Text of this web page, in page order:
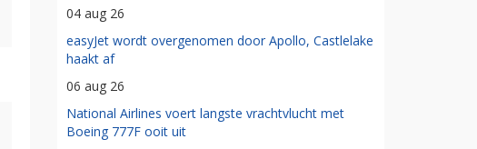
04 aug 26
easyJet wordt overgenomen door Apollo, Castlelake
haakt af
06 aug 26
National Airlines voert langste vrachtvlucht met
Boeing 777F ooit uit